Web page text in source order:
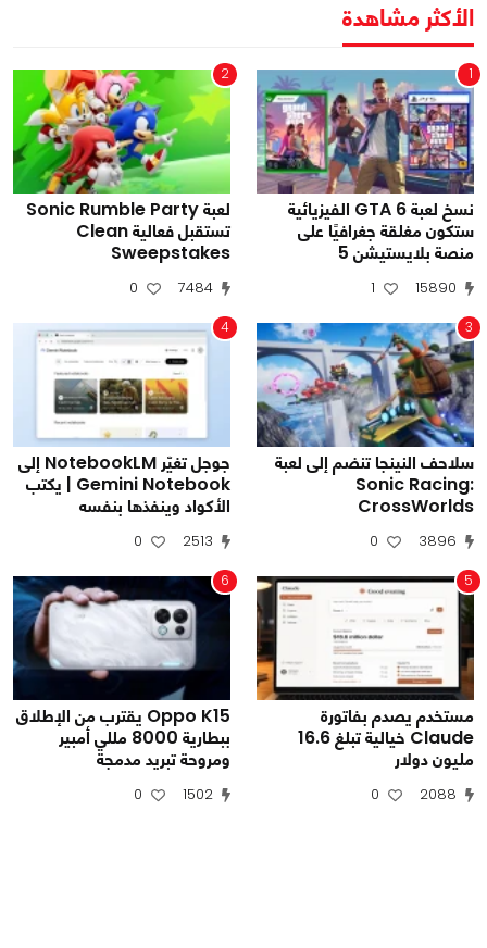
الأكثر مشاهدة
1
نسخ لعبة GTA 6 الفيزيائية
ستكون مغلقة جغرافيًا على
منصة بلايستيشن 5
15890
1
2
لعبة Sonic Rumble Party
تستقبل فعالية Clean
Sweepstakes
7484
0
3
سلاحف النينجا تنضم إلى لعبة
Sonic Racing:
CrossWorlds
3896
0
4
جوجل تغيّر NotebookLM إلى
Gemini Notebook | يكتب
الأكواد وينفذها بنفسه
2513
0
5
مستخدم يصدم بفاتورة
Claude خيالية تبلغ 16.6
مليون دولار
2088
0
6
Oppo K15 يقترب من الإطلاق
ببطارية 8000 مللي أمبير
ومروحة تبريد مدمجة
1502
0